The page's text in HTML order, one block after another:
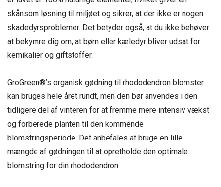
skånsom løsning til miljøet og sikrer, at der ikke er nogen
skadedyrsproblemer. Det betyder også, at du ikke behøver
at bekymre dig om, at børn eller kæledyr bliver udsat for
kemikalier og giftstoffer.
GroGreen®’s organisk gødning til rhododendron blomster
kan bruges hele året rundt, men den bør anvendes i den
tidligere del af vinteren for at fremme mere intensiv vækst
og forberede planten til den kommende
blomstringsperiode. Det anbefales at bruge en lille
mængde af gødningen til at opretholde den optimale
blomstring for din rhododendron.